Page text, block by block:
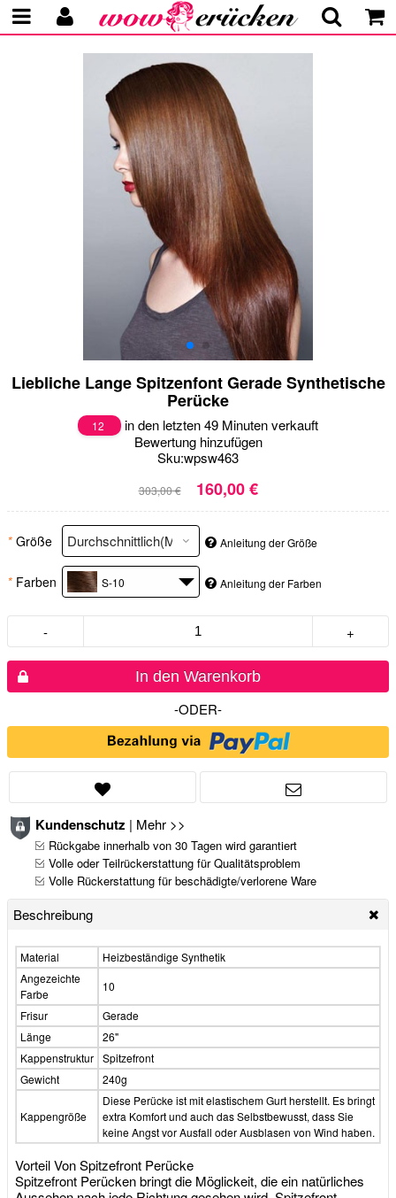
Liebliche Lange Spitzenfont Gerade Synthetische
Perücke
12
in den letzten 49 Minuten verkauft
Bewertung hinzufügen
Sku:wpsw463
303,00 € 160,00 €
* Größe Anleitung der Größe
* Farben S-10 Anleitung der Farben
- +
In den Warenkorb
-ODER-
Kundenschutz | Mehr >>
Rückgabe innerhalb von 30 Tagen wird garantiert
Volle oder Teilrückerstattung für Qualitätsproblem
Volle Rückerstattung für beschädigte/verlorene Ware
Beschreibung
Material
Heizbeständige Synthetik
Angezeichte
Farbe
10
Frisur
Gerade
Länge
26"
Kappenstruktur Spitzefront
Gewicht
240g
Kappengröße
Diese Perücke ist mit elastischem Gurt herstellt. Es bringt
extra Komfort und auch das Selbstbewusst, dass Sie
keine Angst vor Ausfall oder Ausblasen von Wind haben.
Vorteil Von Spitzefront Perücke
Spitzefront Perücken bringt die Möglickeit, die ein natürliches